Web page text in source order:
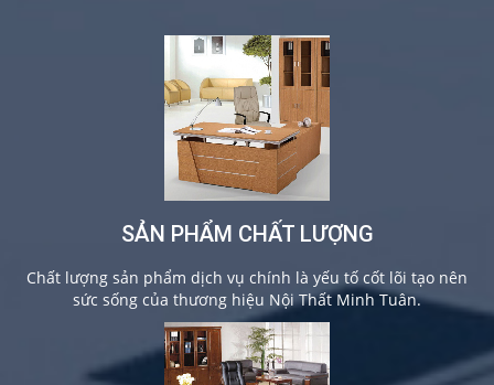
SẢN PHẨM CHẤT LƯỢNG
Chất lượng sản phẩm dịch vụ chính là yếu tố cốt lõi tạo nên
sức sống của thương hiệu Nội Thất Minh Tuân.